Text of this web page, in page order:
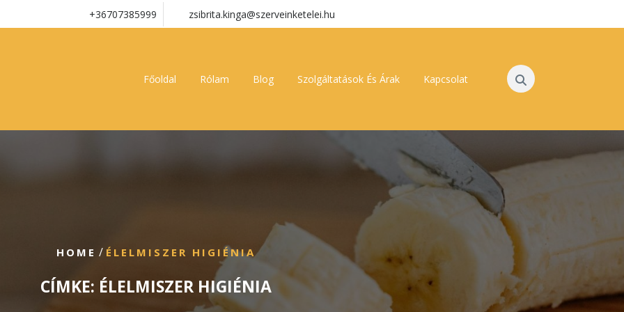
+36707385999 zsibrita.kinga@szerveinketelei.hu
Főoldal Rólam Blog Szolgáltatások És Árak Kapcsolat
HOME / ÉLELMISZER HIGIÉNIA
CÍMKE: ÉLELMISZER HIGIÉNIA